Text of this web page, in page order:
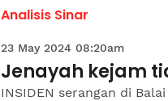
Analisis Sinar
23 May 2024 08:20am
Jenayah kejam
INSIDEN serangan di